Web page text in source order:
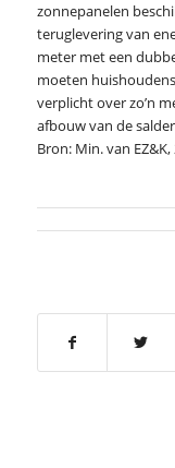
zonnepanelen
teruglevering van
meter met een
moeten
verplicht over zo’n
afbouw van de
Bron: Min. van EZ&K,